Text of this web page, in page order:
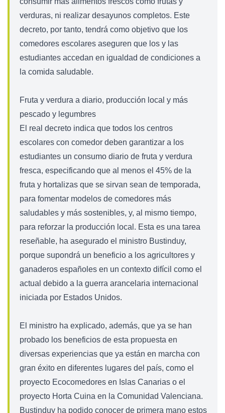
verduras, ni realizar desayunos completos. Este
decreto, por tanto, tendrá como objetivo que los
comedores escolares aseguren que los y las
estudiantes accedan en igualdad de condiciones a
la comida saludable.
Fruta y verdura a diario, producción local y más
pescado y legumbres
El real decreto indica que todos los centros
escolares con comedor deben garantizar a los
estudiantes un consumo diario de fruta y verdura
fresca, especificando que al menos el 45% de la
fruta y hortalizas que se sirvan sean de temporada,
para fomentar modelos de comedores más
saludables y más sostenibles, y, al mismo tiempo,
para reforzar la producción local. Esta es una tarea
reseñable, ha asegurado el ministro Bustinduy,
porque supondrá un beneficio a los agricultores y
ganaderos españoles en un contexto difícil como el
actual debido a la guerra arancelaria internacional
iniciada por Estados Unidos.
El ministro ha explicado, además, que ya se han
probado los beneficios de esta propuesta en
diversas experiencias que ya están en marcha con
gran éxito en diferentes lugares del país, como el
proyecto Ecocomedores en Islas Canarias o el
proyecto Horta Cuina en la Comunidad Valenciana.
Bustinduy ha podido conocer de primera mano estos